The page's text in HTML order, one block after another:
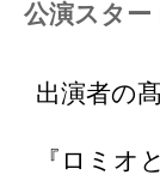
公演スター
出演者の
『ロミオ